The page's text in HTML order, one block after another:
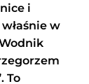
i
w
To